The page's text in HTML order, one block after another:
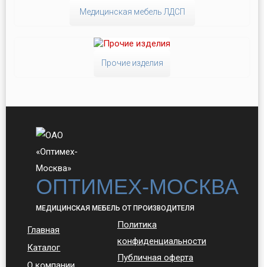
Медицинская мебель ЛДСП
Прочие изделия
ОПТИМЕХ-МОСКВА
МЕДИЦИНСКАЯ МЕБЕЛЬ ОТ ПРОИЗВОДИТЕЛЯ
Главная
Каталог
Политика
конфиденциальности
Публичная оферта